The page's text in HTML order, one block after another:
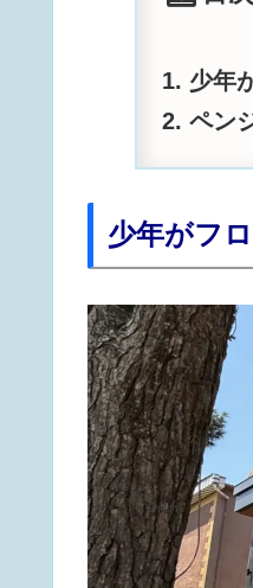
少年
ペン
少年がフ